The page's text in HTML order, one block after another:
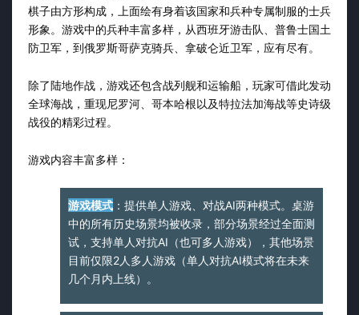
棋子由方形构成，上面绘有身着该国家和兵种专属制服的士兵
形象。游戏中的兵种丰富多样，从西班牙游击队、普鲁士国土
防卫军，到俄罗斯哥萨克骑兵、拿破仑近卫军，应有尽有。
除了陆地作战，游戏还包含战列舰和运输船，玩家可借此发动
全球海战，重现尼罗河、哥本哈根以及特拉法加海战等史诗级
战役的精彩过程。
游戏内容丰富多样：
游戏模式 ：提供单人游戏、对战AI两种模式。桌游
中的所有历史场景均被收录，部分场景经过全面测
试，支持单人对抗AI（也可多人游戏），其他场景
目前仅限2人多人游戏（单人对抗AI模式将在未来
几个月内上线）。